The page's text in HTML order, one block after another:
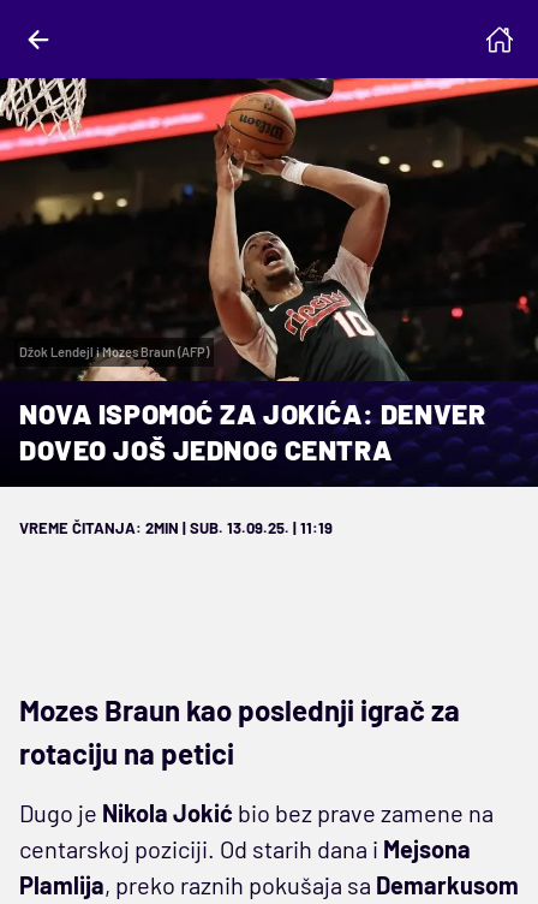
Džok Lendejl i Mozes Braun (AFP)
NOVA ISPOMOĆ ZA JOKIĆA: DENVER
DOVEO JOŠ JEDNOG CENTRA
VREME ČITANJA: 2MIN | SUB. 13.09.25. | 11:19
Mozes Braun kao poslednji igrač za
rotaciju na petici
Dugo je Nikola Jokić bio bez prave zamene na
centarskoj poziciji. Od starih dana i Mejsona
Plamlija, preko raznih pokušaja sa Demarkusom